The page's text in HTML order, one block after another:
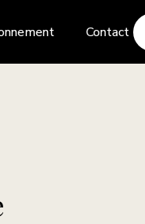
Contact